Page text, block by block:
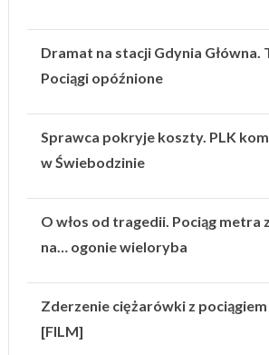
Dramat na stacji Gdynia Główna.
Pociągi opóźnione
Sprawca pokryje koszty. PLK
w Świebodzinie
O włos od tragedii. Pociąg metra
na… ogonie wieloryba
Zderzenie ciężarówki z
[FILM]